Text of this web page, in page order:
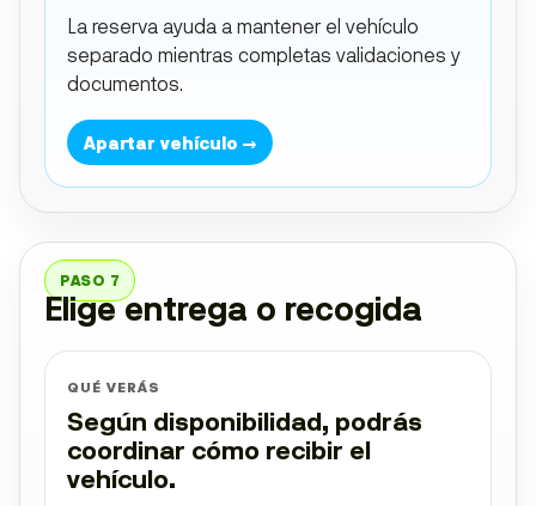
La reserva ayuda a mantener el vehículo
separado mientras completas validaciones y
documentos.
Apartar vehículo →
PASO 7
Elige entrega o recogida
QUÉ VERÁS
Según disponibilidad, podrás
coordinar cómo recibir el
vehículo.